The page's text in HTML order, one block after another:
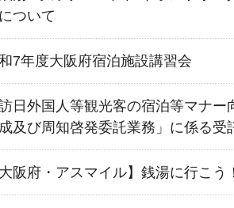
ついて
7年度大阪府宿泊施設講習会
訪日外国人等観光客の宿泊等マナ
及び周知啓発委託業務」に係る受
大阪府・アスマイル】銭湯に行こう！